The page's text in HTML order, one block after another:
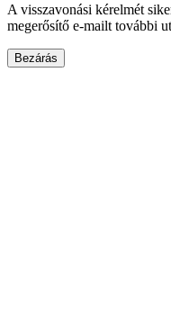
A visszavonási kérelmét
megerősítő e-mailt további
Bezárás